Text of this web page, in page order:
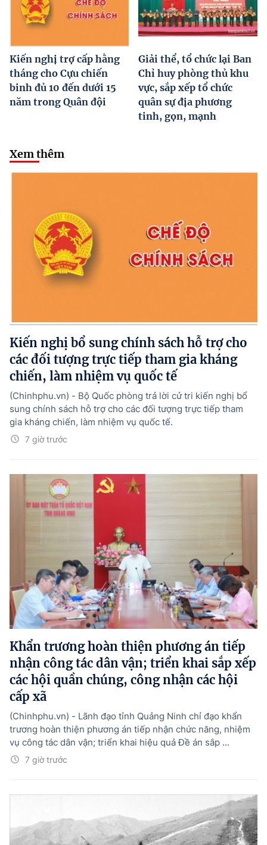
Kiến nghị trợ cấp hằng
tháng cho Cựu chiến
binh đủ 10 đến dưới 15
năm trong Quân đội
Giải thể, tổ chức lại Ban
Chỉ huy phòng thủ khu
vực, sắp xếp tổ chức
quân sự địa phương
tinh, gọn, mạnh
Xem thêm
Kiến nghị bổ sung chính sách hỗ trợ cho
các đối tượng trực tiếp tham gia kháng
chiến, làm nhiệm vụ quốc tế
7 giờ trước
(Chinhphu.vn) - Bộ Quốc phòng trả lời cử tri kiến nghị bổ
sung chính sách hỗ trợ cho các đối tượng trực tiếp tham
gia kháng chiến, làm nhiệm vụ quốc tế.
Khẩn trương hoàn thiện phương án tiếp
nhận công tác dân vận; triển khai sắp xếp
các hội quần chúng, công nhận các hội
cấp xã
7 giờ trước
(Chinhphu.vn) - Lãnh đạo tỉnh Quảng Ninh chỉ đạo khẩn
trương hoàn thiện phương án tiếp nhận chức năng, nhiệm
vụ công tác dân vận; triển khai hiệu quả Đề án sắp ...